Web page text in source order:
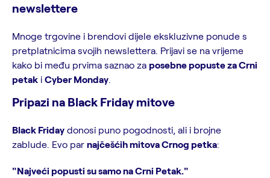
newslettere
Mnoge trgovine i brendovi dijele ekskluzivne ponude s
pretplatnicima svojih newslettera. Prijavi se na vrijeme
kako bi među prvima saznao za posebne popuste za Crni
petak i Cyber Monday.
Pripazi na Black Friday mitove
Black Friday donosi puno pogodnosti, ali i brojne
zablude. Evo par najčešćih mitova Crnog petka:
"Najveći popusti su samo na Crni Petak."